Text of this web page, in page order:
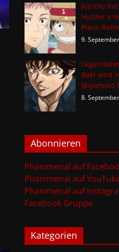
Jujutsu
Hunter x
Piece-
9.
Baki wird
Miyamoto
8.
Abonnieren
Phanimenal auf
Phanimenal auf
Phanimenal auf
Facebook Gruppe
Kategorien